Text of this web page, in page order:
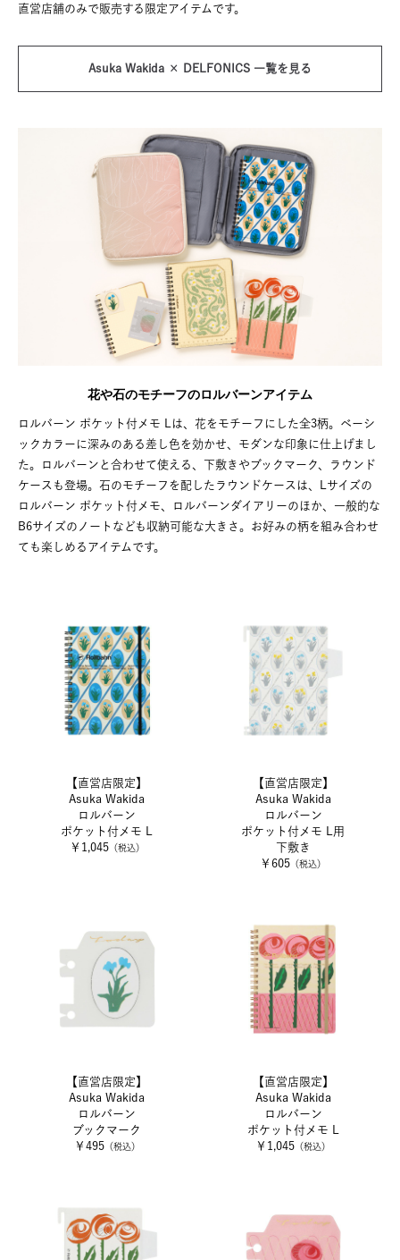
直営店舗のみで販売する限定アイテムです。
Asuka Wakida × DELFONICS 一覧を見る
花や石のモチーフのロルバーンアイテム
ロルバーン ポケット付メモ Lは、花をモチーフにした全3柄。ベーシ
ックカラーに深みのある差し色を効かせ、モダンな印象に仕上げまし
た。ロルバーンと合わせて使える、下敷きやブックマーク、ラウンド
ケースも登場。石のモチーフを配したラウンドケースは、Lサイズの
ロルバーン ポケット付メモ、ロルバーンダイアリーのほか、一般的な
B6サイズのノートなども収納可能な大きさ。お好みの柄を組み合わせ
ても楽しめるアイテムです。
【直営店限定】
Asuka Wakida
ロルバーン
ポケット付メモ L
￥1,045（税込）
【直営店限定】
Asuka Wakida
ロルバーン
ポケット付メモ L用
下敷き
￥605 （税込）
【直営店限定】
Asuka Wakida
ロルバーン
ブックマーク
￥495（税込）
【直営店限定】
Asuka Wakida
ロルバーン
ポケット付メモ L
￥1,045 （税込）